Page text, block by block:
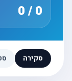
סקירה